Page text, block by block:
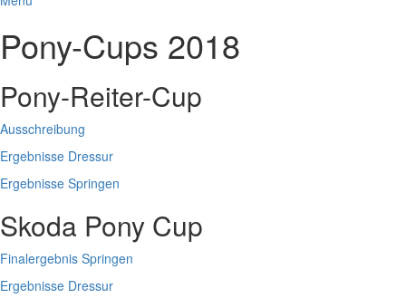
Pony-Cups 2018
Pony-Reiter-Cup
Ausschreibung
Ergebnisse Dressur
Ergebnisse Springen
Skoda Pony Cup
Finalergebnis Springen
Ergebnisse Dressur